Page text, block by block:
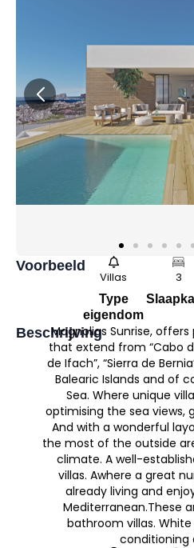
Voorbeeld
Villas
Type
eigendom
3
Beschrijving
Magnolias Sunrise,
that extend from “Cabo
de Ifach”, “Sierra de
Balearic Islands and of
Sea. Where unique
optimising the sea views,
And with a wonderful
the most of the outside
climate. A well-
villas. Awhere a great
already living and
Mediterranean.These
bathroom villas.
conditioning